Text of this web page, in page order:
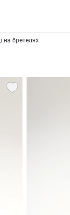
на бретелях